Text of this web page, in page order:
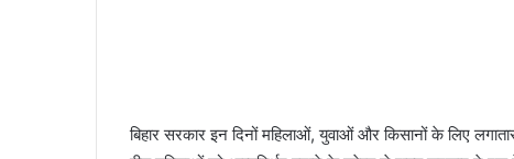
बिहार सरकार इन दिनों महिलाओं, युवाओं और किसानों के लिए